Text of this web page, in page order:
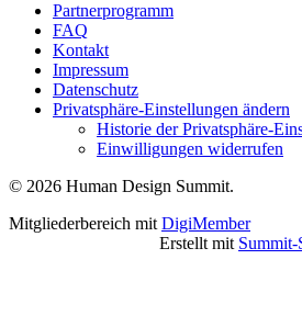
Partnerprogramm
FAQ
Kontakt
Impressum
Datenschutz
Privatsphäre-Einstellungen ändern
Historie der Privatsphäre-
Einwilligungen widerrufen
© 2026 Human Design Summit.
Mitgliederbereich mit DigiMember
Erstellt mit Summit-